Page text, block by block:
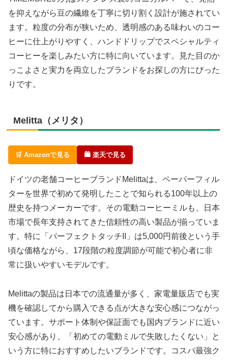
を抑えながら豆の繊維を丁寧に切り割く設計が施されてい
ます。粒度の分布が狭いため、透明感のある味わいのコー
ヒーに仕上がりやすく、ハンドドリップでスペシャルティ
コーヒーを楽しみたい方に特に向いています。見た目のか
っこよさと実力を両立したブランドをお探しの方にぴった
りです。
Melitta（メリタ）
🛒 Amazonで見る 🛍 楽天で見る
ドイツの老舗コーヒーブランドMelittaは、ペーパーフィル
ターを世界で初めて発明したことで知られる100年以上の
歴史を持つメーカーです。その電動コーヒーミルも、日本
市場で長年支持されてきた信頼性の高い製品が揃っていま
す。特に「パーフェクトタッチII」は5,000円前後という手
頃な価格ながら、17段階の粒度調節が可能で初心者に非
常に扱いやすいモデルです。
Melittaの製品は日本での流通量が多く、家電量販店でも実
機を確認してから購入できる点が大きな安心感につながっ
ています。サポート体制や保証面でも国内ブランドに近い
安心感があり、「初めての電動ミルで失敗したくない」と
いう方に特におすすめしたいブランドです。コスパ最強ク